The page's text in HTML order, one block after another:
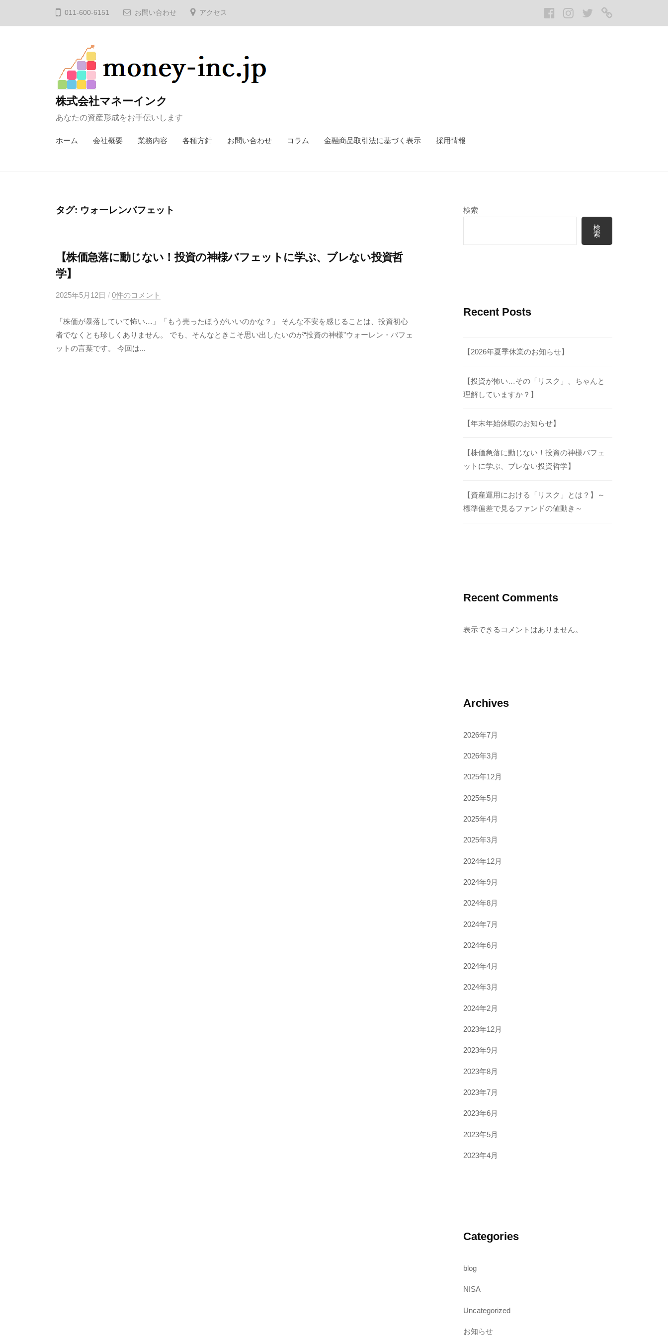
011-600-6151 お問い合わせ アクセス Facebook
Instagram
twitterLINE
株式会社マネーインク
あなたの資産形成をお手伝いします
ホーム 会社概要 業務内容 各種方針 お問い合わせ コラム 金融商品取引法に基づく表示 採用情報
タグ: ウォーレンバフェット
【株価急落に動じない！投資の神様バフェットに学ぶ、ブレない投資哲
学】
2025年5月12日 b
4
6
3
/ 0件のコメント
「株価が暴落していて怖い…」「もう売ったほうがいいのかな？」 そんな不安を感じることは、投資初心
者でなくとも珍しくありません。 でも、そんなときこそ思い出したいのが“投資の神様”ウォーレン・バフェ
ットの言葉です。 今回は...
検索
検
索
Recent Posts
【2026年夏季休業のお知らせ】
【投資が怖い…その「リスク」、ちゃんと
理解していますか？】
【年末年始休暇のお知らせ】
【株価急落に動じない！投資の神様バフェ
ットに学ぶ、ブレない投資哲学】
【資産運用における「リスク」とは？】～
標準偏差で見るファンドの値動き～
Recent Comments
表示できるコメントはありません。
Archives
2026年7月
2026年3月
2025年12月
2025年5月
2025年4月
2025年3月
2024年12月
2024年9月
2024年8月
2024年7月
2024年6月
2024年4月
2024年3月
2024年2月
2023年12月
2023年9月
2023年8月
2023年7月
2023年6月
2023年5月
2023年4月
Categories
blog
NISA
Uncategorized
お知らせ